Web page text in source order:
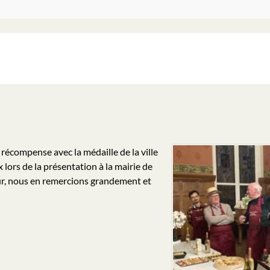
avec la médaille de la ville
de la présentation à la mairie de
nous en remercions grandement et